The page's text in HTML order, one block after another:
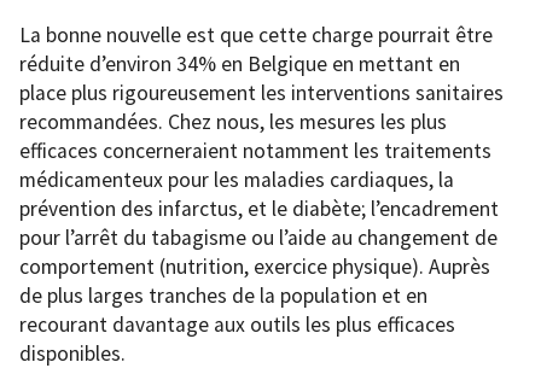
La bonne nouvelle est que cette charge pourrait être
réduite d’environ 34% en Belgique en mettant en
place plus rigoureusement les interventions sanitaires
recommandées. Chez nous, les mesures les plus
efficaces concerneraient notamment les traitements
médicamenteux pour les maladies cardiaques, la
prévention des infarctus, et le diabète; l’encadrement
pour l’arrêt du tabagisme ou l’aide au changement de
comportement (nutrition, exercice physique). Auprès
de plus larges tranches de la population et en
recourant davantage aux outils les plus efficaces
disponibles.